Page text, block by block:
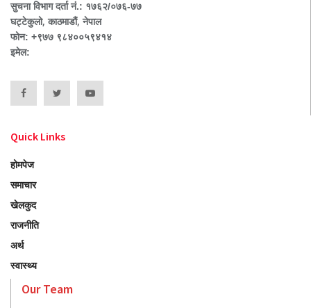
सुचना विभाग दर्ता नं.: १७६२/०७६-७७
घट्टेकुलो, काठमाडौं, नेपाल
फोन: +९७७ ९८४००५९४१४
इमेल:
Quick Links
होमपेज
समाचार
खेलकुद
राजनीति
अर्थ
स्वास्थ्य
Our Team